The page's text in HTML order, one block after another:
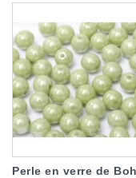
Perle en verre de